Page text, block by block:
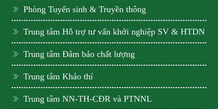
Phòng Tuyển sinh & Truyền thông
Trung tâm Hỗ trợ tư vấn khởi nghiệp SV & HTDN
Trung tâm Đảm bảo chất lượng
Trung tâm Khảo thí
Trung tâm NN-TH-CĐR và PTNNL